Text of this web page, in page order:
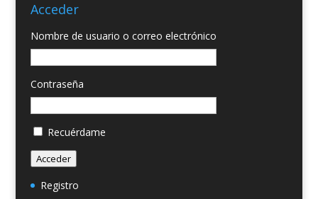
Acceder
Nombre de usuario o correo electrónico
Contraseña
Recuérdame
Acceder
Registro